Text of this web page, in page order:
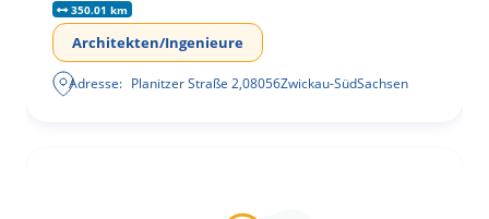
350.01 km
Architekten/Ingenieure
Adresse: Planitzer Straße 2,08056Zwickau-SüdSachsen